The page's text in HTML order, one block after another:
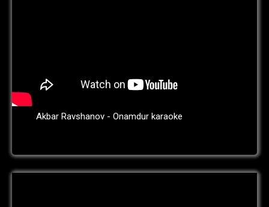
Akbar Ravshanov - Onamdur karaoke